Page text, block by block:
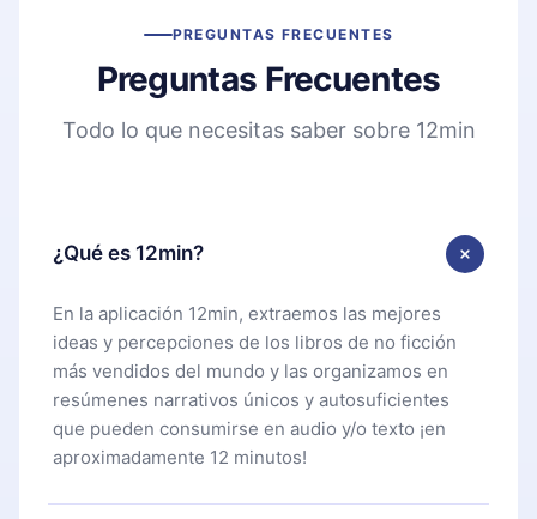
PREGUNTAS FRECUENTES
Preguntas Frecuentes
Todo lo que necesitas saber sobre 12min
¿Qué es 12min?
En la aplicación 12min, extraemos las mejores
ideas y percepciones de los libros de no ficción
más vendidos del mundo y las organizamos en
resúmenes narrativos únicos y autosuficientes
que pueden consumirse en audio y/o texto ¡en
aproximadamente 12 minutos!